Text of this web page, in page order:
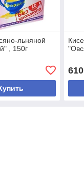
льняной
, 150г
610